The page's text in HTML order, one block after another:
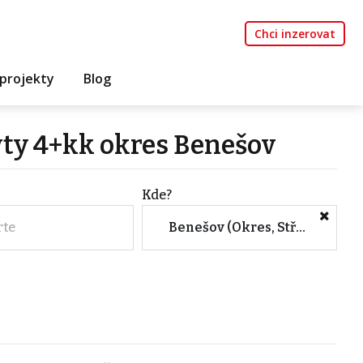
Chci inzerovat
Blog
4+kk okres Benešov
Kde?
Benešov (Okres, Středočeský kraj)